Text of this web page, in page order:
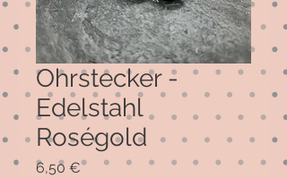
Ohrstecker -
Edelstahl
Roségold
6,50 €Preis